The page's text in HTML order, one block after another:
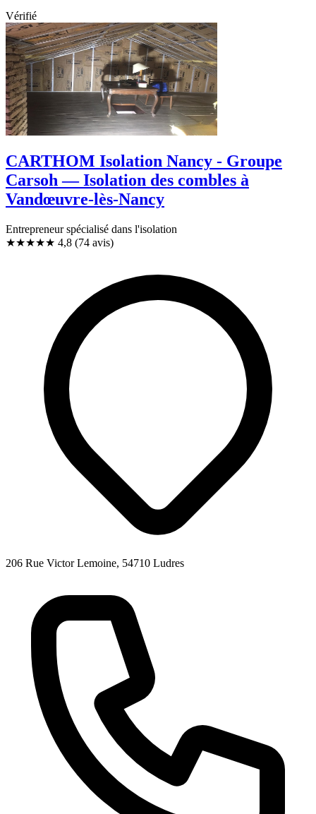
Vérifié
CARTHOM Isolation Nancy - Groupe
Carsoh — Isolation des combles à
Vandœuvre-lès-Nancy
Entrepreneur spécialisé dans l'isolation
★★★★★ 4,8 (74 avis)
206 Rue Victor Lemoine, 54710 Ludres